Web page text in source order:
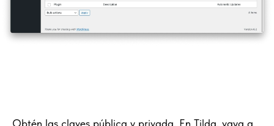
Obtén las claves pública y privada. En Tilda, vaya a